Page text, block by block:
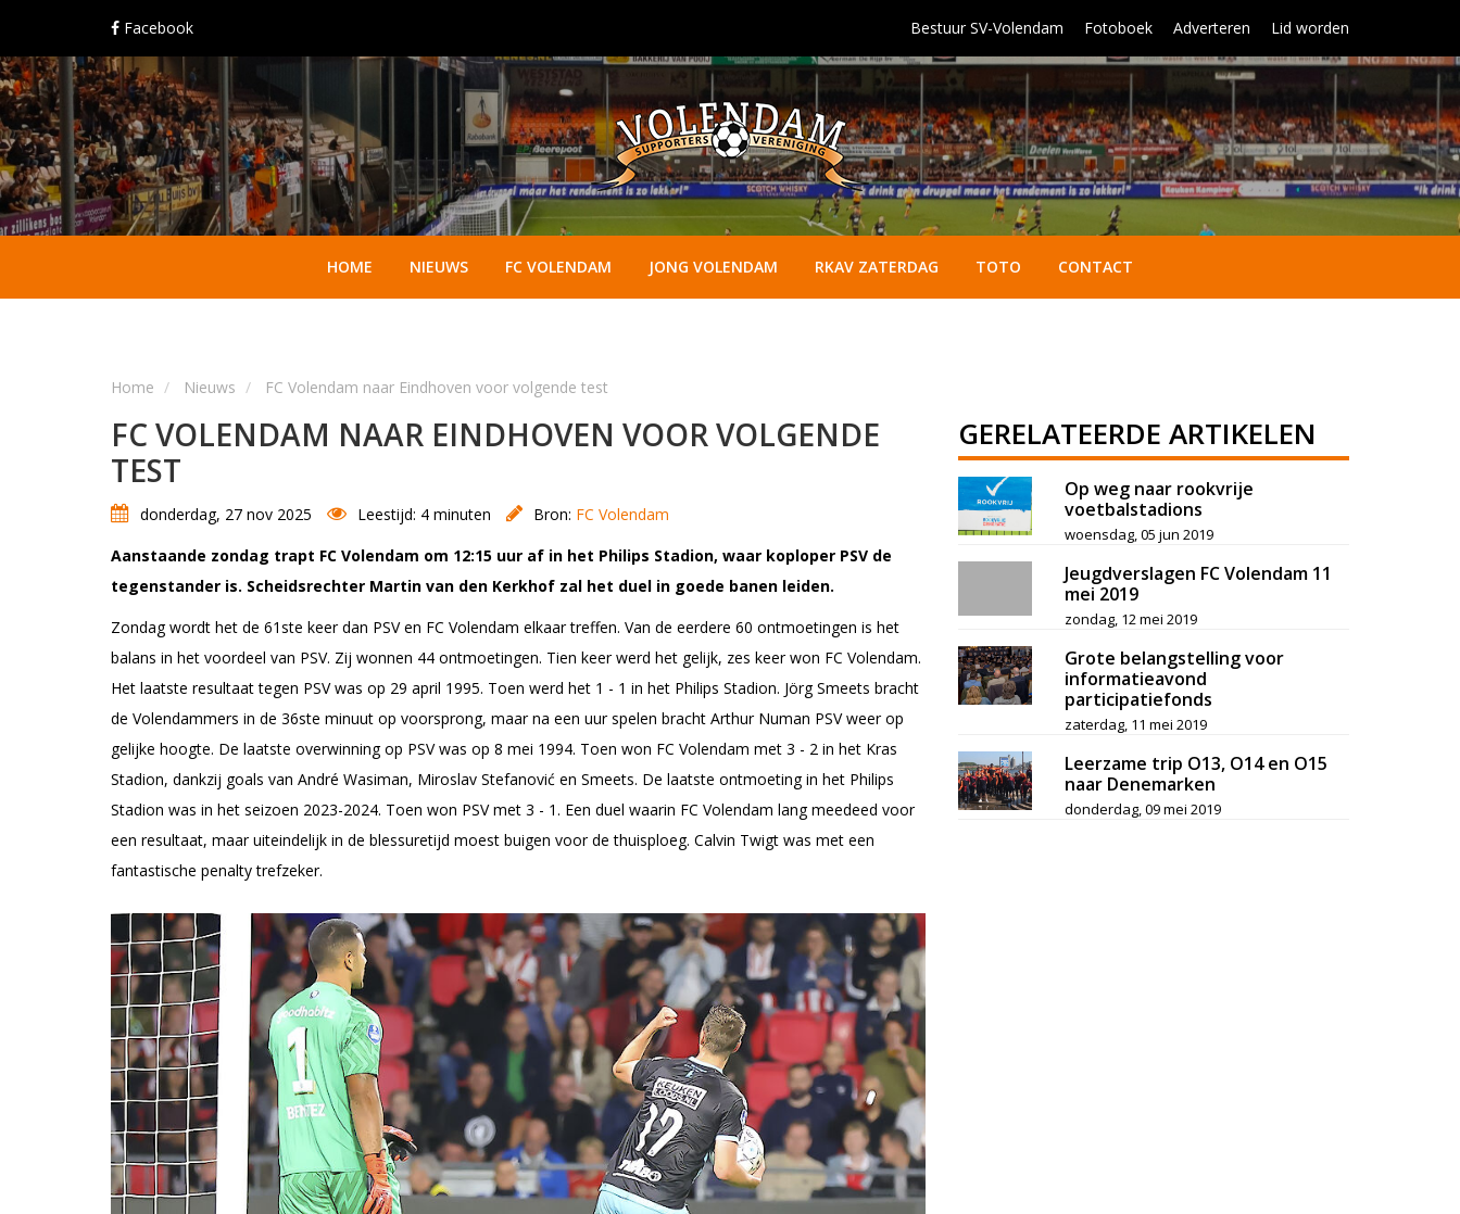
Facebook Bestuur SV-Volendam Fotoboek Adverteren Lid worden
HOME NIEUWS FC VOLENDAM JONG VOLENDAM RKAV ZATERDAG TOTO CONTACT
Home Nieuws FC Volendam naar Eindhoven voor volgende test
FC VOLENDAM NAAR EINDHOVEN VOOR VOLGENDE
TEST
donderdag, 27 nov 2025 Leestijd: 4 minuten Bron: FC Volendam
Aanstaande zondag trapt FC Volendam om 12:15 uur af in het Philips Stadion, waar koploper PSV de
tegenstander is. Scheidsrechter Martin van den Kerkhof zal het duel in goede banen leiden.
Zondag wordt het de 61ste keer dan PSV en FC Volendam elkaar treffen. Van de eerdere 60 ontmoetingen is het
balans in het voordeel van PSV. Zij wonnen 44 ontmoetingen. Tien keer werd het gelijk, zes keer won FC Volendam.
Het laatste resultaat tegen PSV was op 29 april 1995. Toen werd het 1 - 1 in het Philips Stadion. Jörg Smeets bracht
de Volendammers in de 36ste minuut op voorsprong, maar na een uur spelen bracht Arthur Numan PSV weer op
gelijke hoogte. De laatste overwinning op PSV was op 8 mei 1994. Toen won FC Volendam met 3 - 2 in het Kras
Stadion, dankzij goals van André Wasiman, Miroslav Stefanović en Smeets. De laatste ontmoeting in het Philips
Stadion was in het seizoen 2023-2024. Toen won PSV met 3 - 1. Een duel waarin FC Volendam lang meedeed voor
een resultaat, maar uiteindelijk in de blessuretijd moest buigen voor de thuisploeg. Calvin Twigt was met een
fantastische penalty trefzeker.
GERELATEERDE ARTIKELEN
Op weg naar rookvrije
voetbalstadions
woensdag, 05 jun 2019
Jeugdverslagen FC Volendam 11
mei 2019
zondag, 12 mei 2019
Grote belangstelling voor
informatieavond
participatiefonds
zaterdag, 11 mei 2019
Leerzame trip O13, O14 en O15
naar Denemarken
donderdag, 09 mei 2019